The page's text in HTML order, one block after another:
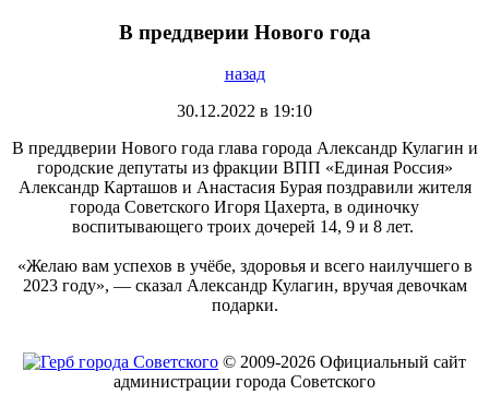
В преддверии Нового года
назад
30.12.2022 в 19:10
В преддверии Нового года глава города Александр Кулагин и
городские депутаты из фракции ВПП «Единая Россия»
Александр Карташов и Анастасия Бурая поздравили жителя
города Советского Игоря Цахерта, в одиночку
воспитывающего троих дочерей 14, 9 и 8 лет.
«Желаю вам успехов в учёбе, здоровья и всего наилучшего в
2023 году», — сказал Александр Кулагин, вручая девочкам
подарки.
© 2009-2026 Официальный сайт
администрации города Советского